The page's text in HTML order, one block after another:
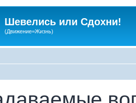
Шевелись или Сдохни!
(Движение=Жизнь)